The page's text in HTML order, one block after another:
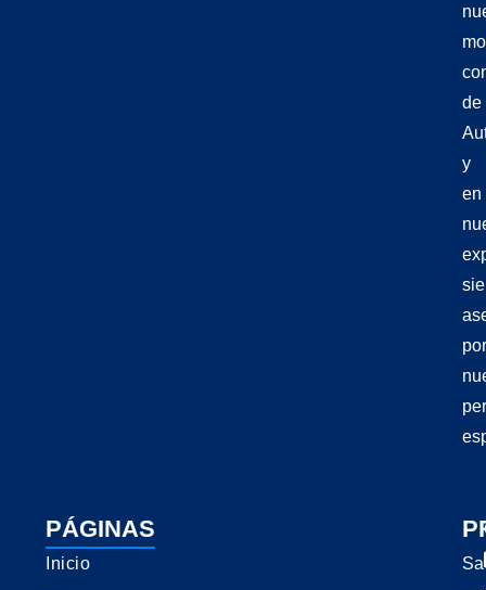
de
y
en
por
PÁGINAS
Inicio